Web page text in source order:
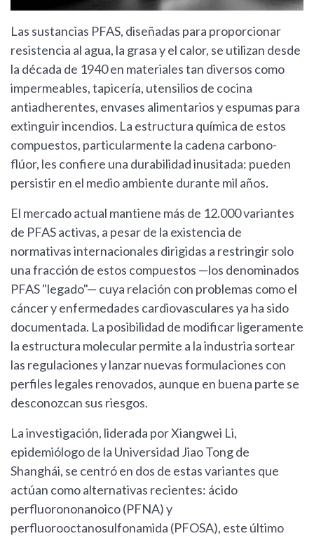
Las sustancias PFAS, diseñadas para proporcionar
resistencia al agua, la grasa y el calor, se utilizan desde
la década de 1940 en materiales tan diversos como
impermeables, tapicería, utensilios de cocina
antiadherentes, envases alimentarios y espumas para
extinguir incendios. La estructura química de estos
compuestos, particularmente la cadena carbono-
flúor, les confiere una durabilidad inusitada: pueden
persistir en el medio ambiente durante mil años.
El mercado actual mantiene más de 12.000 variantes
de PFAS activas, a pesar de la existencia de
normativas internacionales dirigidas a restringir solo
una fracción de estos compuestos —los denominados
PFAS "legado"— cuya relación con problemas como el
cáncer y enfermedades cardiovasculares ya ha sido
documentada. La posibilidad de modificar ligeramente
la estructura molecular permite a la industria sortear
las regulaciones y lanzar nuevas formulaciones con
perfiles legales renovados, aunque en buena parte se
desconozcan sus riesgos.
La investigación, liderada por Xiangwei Li,
epidemiólogo de la Universidad Jiao Tong de
Shanghái, se centró en dos de estas variantes que
actúan como alternativas recientes: ácido
perfluorononanoico (PFNA) y
perfluorooctanosulfonamida (PFOSA), este último